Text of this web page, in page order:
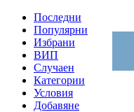
Последни
Популярни
Избрани
ВИП
Случаен
Категории
Условия
Добавяне